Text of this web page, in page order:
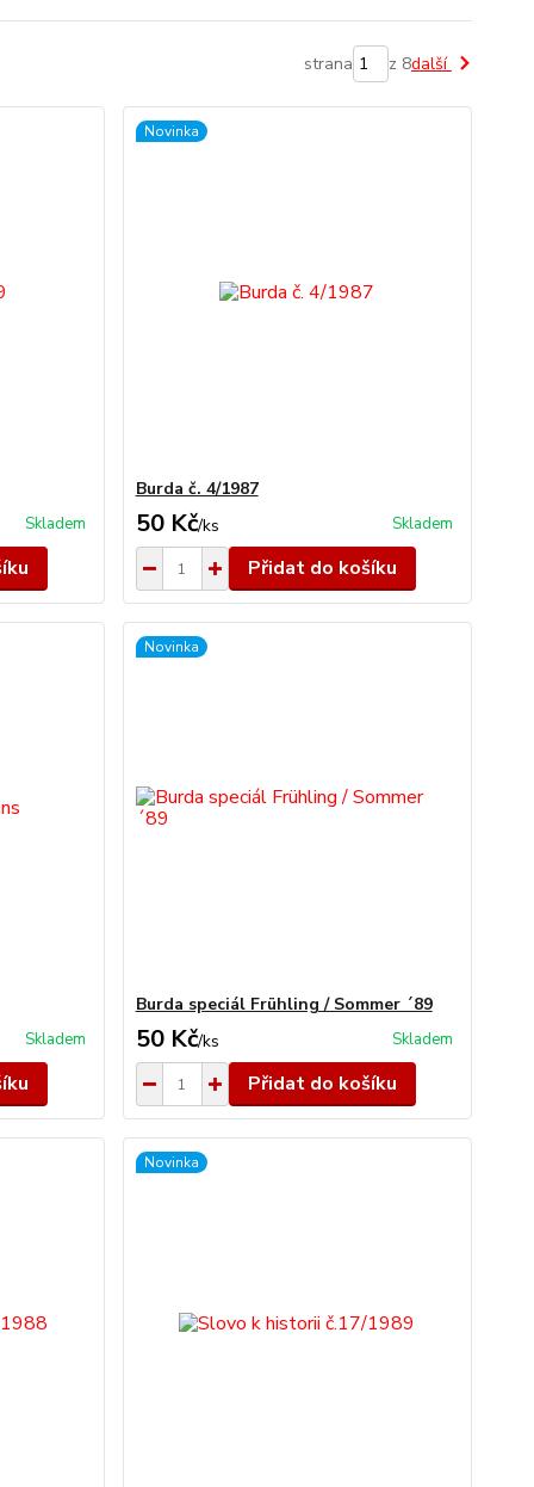
strana z 8další
Skladem
Novinka
Burda č. 4/1987
50 Kč/ks Skladem
Přidat do košíku
Skladem
Novinka
Burda speciál Frühling / Sommer ´89
50 Kč/ks Skladem
Přidat do košíku
Novinka